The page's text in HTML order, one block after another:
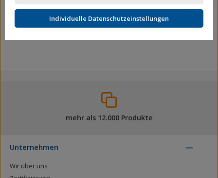
Schwerlastrolle
Lenkrollen
N100.C10.103
mehr als 12.000 Produkte
Unternehmen
Wir über uns
Individuelle Datenschutzeinstellungen